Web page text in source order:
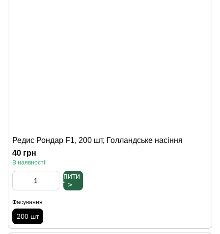
Редис Рондар F1, 200 шт, Голландське насіння
40 грн
В наявності
Купити
" >
Фасування
200 шт